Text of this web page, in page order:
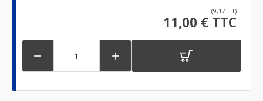
(9,17 HT)
11,00 € TTC
 